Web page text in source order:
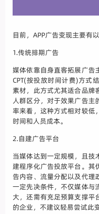
目前，APP广告变现主要有
1.传统排期广告
媒体依靠自身直客拓展广告
CPT(按投放时间计费)方式
素材，此方式尤其适合品牌
人群区分，对于效果广告主
率来看，这种方式相对较低
时间和人员成本。
2.自建广告平台
当媒体达到一定规模，且技
建程序化广告投放平台。其
告内容、流量分配以及代理
一定先决条件，不仅媒体与
大，还需有充足预算支撑平
的企业，不建议轻易尝试此